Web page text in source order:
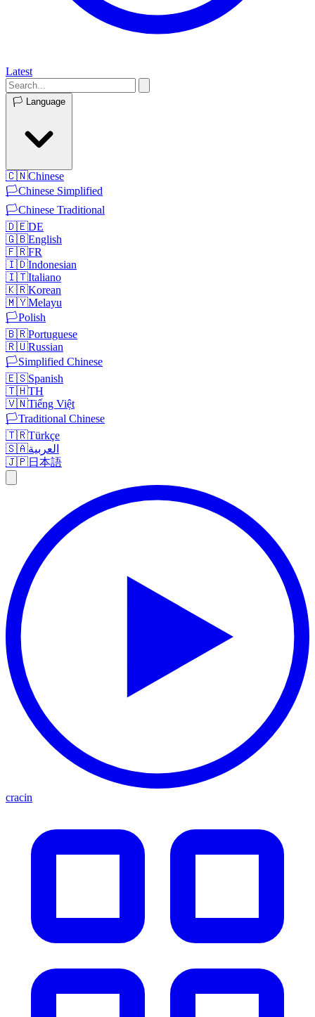
Latest
🏳️ Language
🇨🇳Chinese
🏳️Chinese Simplified
🏳️Chinese Traditional
🇩🇪DE
🇬🇧English
🇫🇷FR
🇮🇩Indonesian
🇮🇹Italiano
🇰🇷Korean
🇲🇾Melayu
🏳️Polish
🇧🇷Portuguese
🇷🇺Russian
🏳️Simplified Chinese
🇪🇸Spanish
🇹🇭TH
🇻🇳Tiếng Việt
🏳️Traditional Chinese
🇹🇷Türkçe
🇸🇦العربية
🇯🇵日本語
cracin